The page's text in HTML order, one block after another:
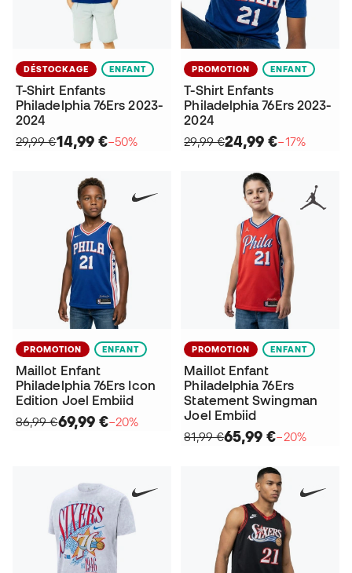
DÉSTOCKAGE ENFANT
T-Shirt Enfants
Philadelphia 76Ers 2023-
2024
29,99 €14,99 €−50%
PROMOTION ENFANT
T-Shirt Enfants
Philadelphia 76Ers 2023-
2024
29,99 €24,99 €−17%
PROMOTION ENFANT
Maillot Enfant
Philadelphia 76Ers Icon
Edition Joel Embiid
86,99 €69,99 €−20%
PROMOTION ENFANT
Maillot Enfant
Philadelphia 76Ers
Statement Swingman
Joel Embiid
81,99 €65,99 €−20%